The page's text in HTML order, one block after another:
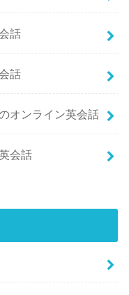
話
話
オンライン英会話
会話